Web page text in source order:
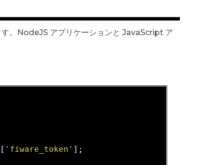
。NodeJS アプリケーションと JavaScript ア
'fiware_token' ];